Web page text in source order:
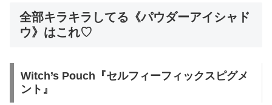
全部キラキラしてる《パウダーアイシャド
ウ》はこれ♡
Witch’s Pouch『セルフィーフィックスピグメ
ント』